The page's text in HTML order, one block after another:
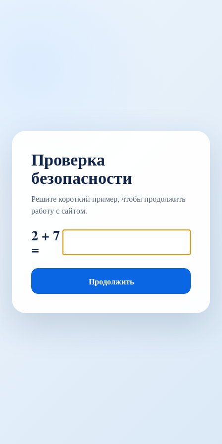
Проверка
безопасности
Решите короткий пример, чтобы продолжить
работу с сайтом.
2 + 7
=
Продолжить